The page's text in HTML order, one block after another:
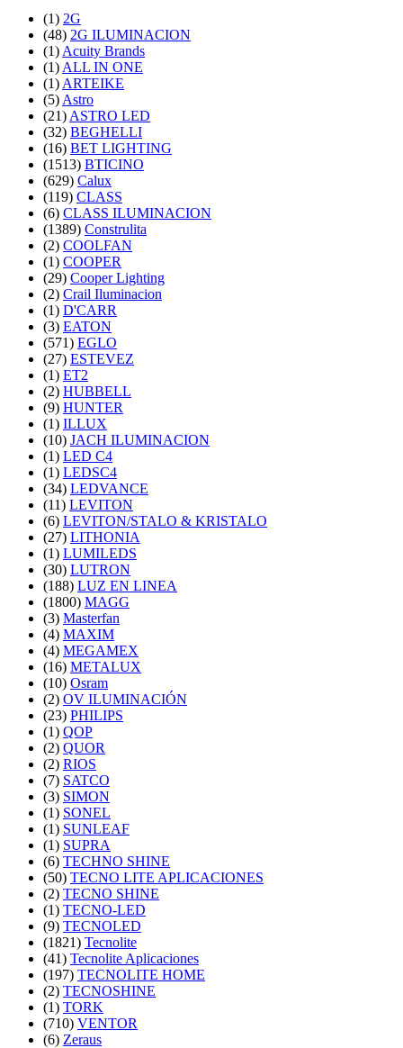
(1) 2G
(48) 2G ILUMINACION
(1) Acuity Brands
(1) ALL IN ONE
(1) ARTEIKE
(5) Astro
(21) ASTRO LED
(32) BEGHELLI
(16) BET LIGHTING
(1513) BTICINO
(629) Calux
(119) CLASS
(6) CLASS ILUMINACION
(1389) Construlita
(2) COOLFAN
(1) COOPER
(29) Cooper Lighting
(2) Crail Iluminacion
(1) D'CARR
(3) EATON
(571) EGLO
(27) ESTEVEZ
(1) ET2
(2) HUBBELL
(9) HUNTER
(1) ILLUX
(10) JACH ILUMINACION
(1) LED C4
(1) LEDSC4
(34) LEDVANCE
(11) LEVITON
(6) LEVITON/STALO & KRISTALO
(27) LITHONIA
(1) LUMILEDS
(30) LUTRON
(188) LUZ EN LINEA
(1800) MAGG
(3) Masterfan
(4) MAXIM
(4) MEGAMEX
(16) METALUX
(10) Osram
(2) OV ILUMINACIÓN
(23) PHILIPS
(1) QOP
(2) QUOR
(2) RIOS
(7) SATCO
(3) SIMON
(1) SONEL
(1) SUNLEAF
(1) SUPRA
(6) TECHNO SHINE
(50) TECNO LITE APLICACIONES
(2) TECNO SHINE
(1) TECNO-LED
(9) TECNOLED
(1821) Tecnolite
(41) Tecnolite Aplicaciones
(197) TECNOLITE HOME
(2) TECNOSHINE
(1) TORK
(710) VENTOR
(6) Zeraus